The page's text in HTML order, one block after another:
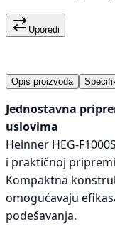
Uporedi
Opis proizvoda
Jednostavna
uslovima
Heinner HEG-
i praktičnoj
Kompaktna
omogućavaju
podešavanja.